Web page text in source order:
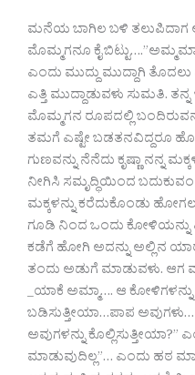
ಮನೆಯ ಬಾಗಿಲ ಬಳಿ ತಲುಪಿದಾಗ
ಮೊಮ್ಮಗನೂ ಕೈ
ಎಂದು ಮುದ್ದು ಮುದ್ದಾಗಿ
ಎತ್ತಿ ಮುದ್ದಾಡುವಳು ಸುಮತಿ. ತನ್ನ
ಮೊಮ್ಮಗನ ರೂಪದಲ್ಲಿ
ತಮಗೆ ಎಷ್ಟೇ ಬಡತನವಿದ್ದರೂ
ಗುಣವನ್ನು ನೆನೆದು ಕೃಷ್ಣಾ ನನ್ನ
ನೀಗಿಸಿ ಸಮೃದ್ಧಿಯಿಂದ
ಮಕ್ಕಳನ್ನು ಕರೆದುಕೊಂಡು
ಗೂಡಿ ನಿಂದ ಒಂದು
ಕಡೆಗೆ ಹೋಗಿ ಅದನ್ನು ಅಲ್ಲಿನ
ತಂದು ಅಡುಗೆ ಮಾಡುವಳು.
_ಯಾಕೆ ಅಮ್ಮಾ…. ಆ
ಬಡಿಸುತ್ತೀಯಾ…ಪಾಪ ಅವುಗಳು…
ಅವುಗಳನ್ನು
ಮಾಡುವುದಿಲ್ಲ”… ಎಂದು ಹಠ